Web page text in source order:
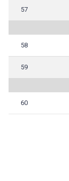
57
58
59
60